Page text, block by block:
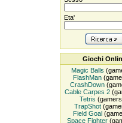
Eta'
Giochi
Magic Balls
FlashMan
CrashDown
Cable Carpes 2
Tetris
TrapShot
Field Goal
Space Fighter